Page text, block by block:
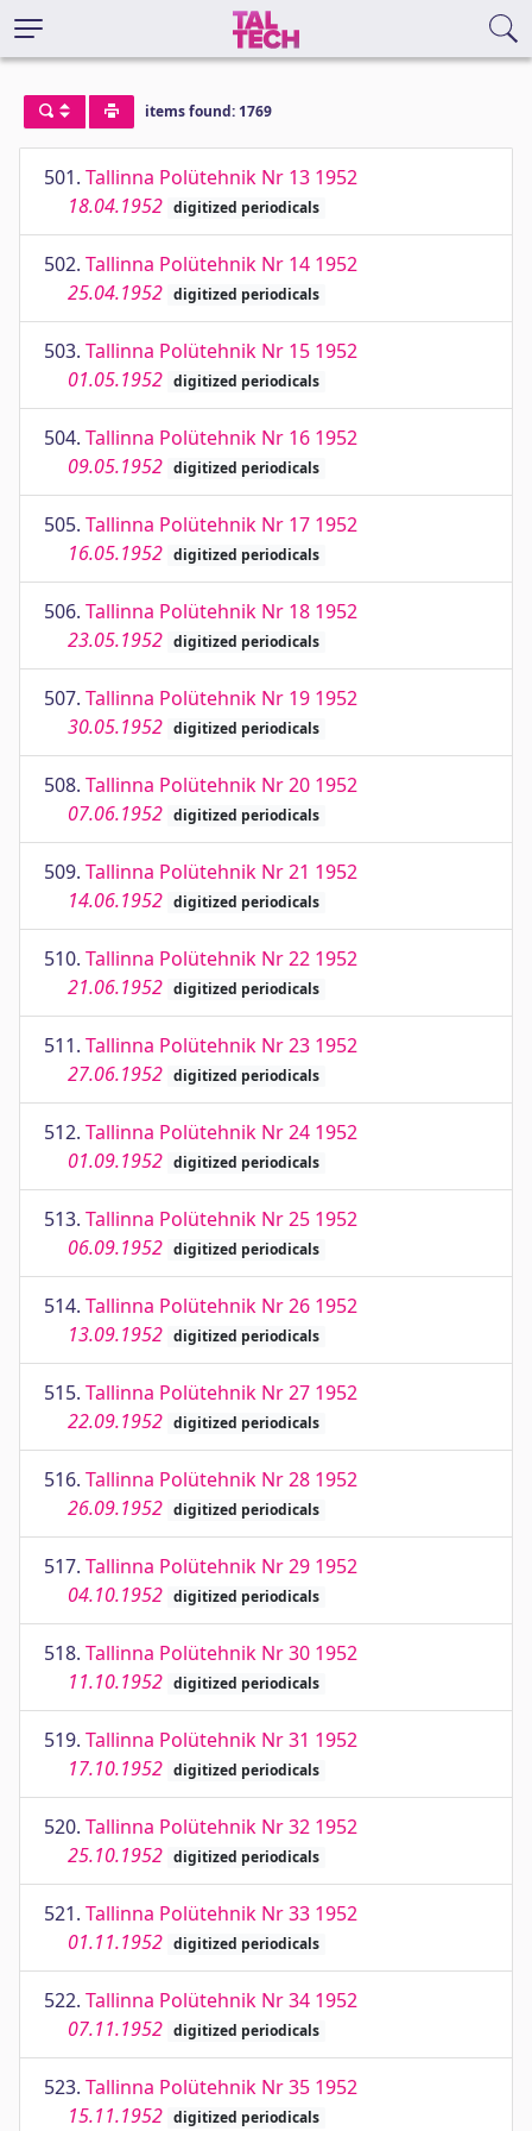
items found: 1769
501. Tallinna Polütehnik Nr 13 1952
18.04.1952 digitized periodicals
502. Tallinna Polütehnik Nr 14 1952
25.04.1952 digitized periodicals
503. Tallinna Polütehnik Nr 15 1952
01.05.1952 digitized periodicals
504. Tallinna Polütehnik Nr 16 1952
09.05.1952 digitized periodicals
505. Tallinna Polütehnik Nr 17 1952
16.05.1952 digitized periodicals
506. Tallinna Polütehnik Nr 18 1952
23.05.1952 digitized periodicals
507. Tallinna Polütehnik Nr 19 1952
30.05.1952 digitized periodicals
508. Tallinna Polütehnik Nr 20 1952
07.06.1952 digitized periodicals
509. Tallinna Polütehnik Nr 21 1952
14.06.1952 digitized periodicals
510. Tallinna Polütehnik Nr 22 1952
21.06.1952 digitized periodicals
511. Tallinna Polütehnik Nr 23 1952
27.06.1952 digitized periodicals
512. Tallinna Polütehnik Nr 24 1952
01.09.1952 digitized periodicals
513. Tallinna Polütehnik Nr 25 1952
06.09.1952 digitized periodicals
514. Tallinna Polütehnik Nr 26 1952
13.09.1952 digitized periodicals
515. Tallinna Polütehnik Nr 27 1952
22.09.1952 digitized periodicals
516. Tallinna Polütehnik Nr 28 1952
26.09.1952 digitized periodicals
517. Tallinna Polütehnik Nr 29 1952
04.10.1952 digitized periodicals
518. Tallinna Polütehnik Nr 30 1952
11.10.1952 digitized periodicals
519. Tallinna Polütehnik Nr 31 1952
17.10.1952 digitized periodicals
520. Tallinna Polütehnik Nr 32 1952
25.10.1952 digitized periodicals
521. Tallinna Polütehnik Nr 33 1952
01.11.1952 digitized periodicals
522. Tallinna Polütehnik Nr 34 1952
07.11.1952 digitized periodicals
523. Tallinna Polütehnik Nr 35 1952
15.11.1952 digitized periodicals